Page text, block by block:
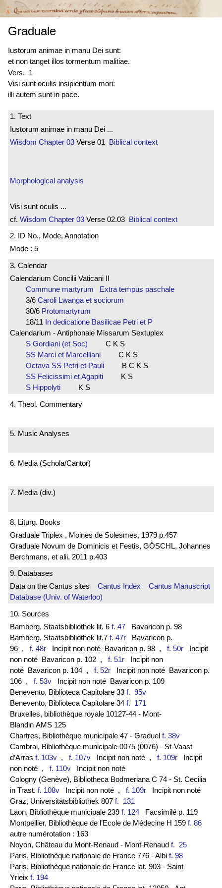
Graduale
Iustorum animae in manu Dei sunt:
et non tanget illos tormentum malitiae.
Vers. 1
Visi sunt oculis insipientium mori:
illi autem sunt in pace.
1. Text
Iustorum animae in manu Dei ...
Wisdom Chapter 03 Verse 01 Biblical context
Morphological analysis
Visi sunt oculis ...
cf. Wisdom Chapter 03 Verse 02.03 Biblical context
2. ID No., Mode, Annotation
Mode : 5
3. Calendar
Calendarium Concilii Vaticani II
Commune martyrum Extra tempus paschale
3/6 Caroli Lwanga et sociorum
30/6 Protomartyrum
18/11 In dedicatione Basilicae Petri et P
Calendarium - Antiphonale Missarum Sextuplex
S Gordiani (et Soc)
C K S
SS Marci et Marcelliani
C K S
Octava SS Petri et Pauli
B C K S
SS Felicissimi et Agapiti
K S
S Hippolyti
K S
4. Theol. Commentary
5. Music Analyses
6. Media (Schola/Cantor)
7. Media (div.)
8. Liturg. Books
Graduale Triplex , Moines de Solesmes, 1979 p.457
Graduale Novum de Dominicis et Festis, GÖSCHL, Johannes
Berchmans, et alii, 2011 p.403
9. Databases
Data on the Cantus sites Cantus Index
Cantus Manuscript
Database (Univ. of Waterloo)
10. Sources
Bamberg, Staatsbibliothek lit. 6 f. 47 Bavaricon p. 98
Bamberg, Staatsbibliothek lit.7 f. 47r Bavaricon p.
96 , f. 48r Incipit non noté Bavaricon p. 98 , f. 50r Incipit
non noté Bavaricon p. 102 , f. 51r Incipit non
noté Bavaricon p. 104 , f. 52r Incipit non noté Bavaricon p.
106 , f. 53v Incipit non noté Bavaricon p. 109
Benevento, Biblioteca Capitolare 33 f. 95v
Benevento, Biblioteca Capitolare 34 f. 171
Bruxelles, bibliothèque royale 10127-44 - Mont-
Blandin AMS 125
Chartres, Bibliothèque municipale 47 - Graduel f. 38v
Cambrai, Bibliothèque municipale 0075 (0076) - St-Vaast
d’Arras f. 103v , f. 107v Incipit non noté , f. 109r Incipit
non noté , f. 110v Incipit non noté
Cologny (Genève), Bibliotheca Bodmeriana C 74 - St. Cecilia
in Trast. f. 108v Incipit non noté , f. 109r Incipit non noté
Graz, Universitätsbibliothek 807 f. 131
Laon, Bibliothèque municipale 239 f. 124 Facsimilé p. 119
Montpellier, Bibliothèque de l’Ecole de Médecine H 159 f. 86
autre numérotation : 163
Noyon, Château du Mont-Renaud - Mont-Renaud f. 25
Paris, Bibliothèque nationale de France 776 - Albi f. 98
Paris, Bibliothèque nationale de France lat. 903 - Saint-
Yrieix f. 194